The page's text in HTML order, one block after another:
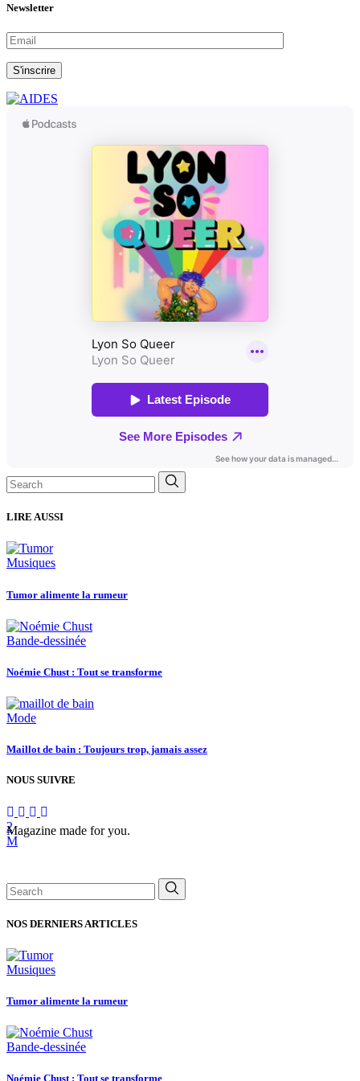
Newsletter
S'inscrire
Search
for:
LIRE AUSSI
Musiques
Tumor alimente la rumeur
Bande-dessinée
Noémie Chust : Tout se transforme
Mode
Maillot de bain : Toujours trop, jamais assez
NOUS SUIVRE
Magazine made for you.
Search
for:
NOS DERNIERS ARTICLES
Musiques
Tumor alimente la rumeur
Bande-dessinée
Noémie Chust : Tout se transforme